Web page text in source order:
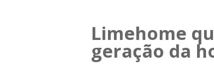
Limehome
geração da